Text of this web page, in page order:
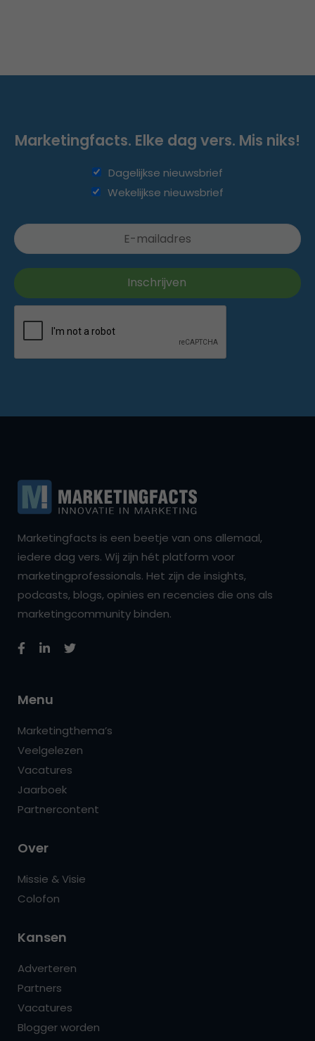
Marketingfacts. Elke dag vers. Mis niks!
Dagelijkse nieuwsbrief
Wekelijkse nieuwsbrief
Marketingfacts is een beetje van ons allemaal,
iedere dag vers. Wij zijn hét platform voor
marketingprofessionals. Het zijn de insights,
podcasts, blogs, opinies en recencies die ons als
marketingcommunity binden.
Menu
Marketingthema’s
Veelgelezen
Vacatures
Jaarboek
Partnercontent
Over
Missie & Visie
Colofon
Kansen
Adverteren
Partners
Vacatures
Blogger worden